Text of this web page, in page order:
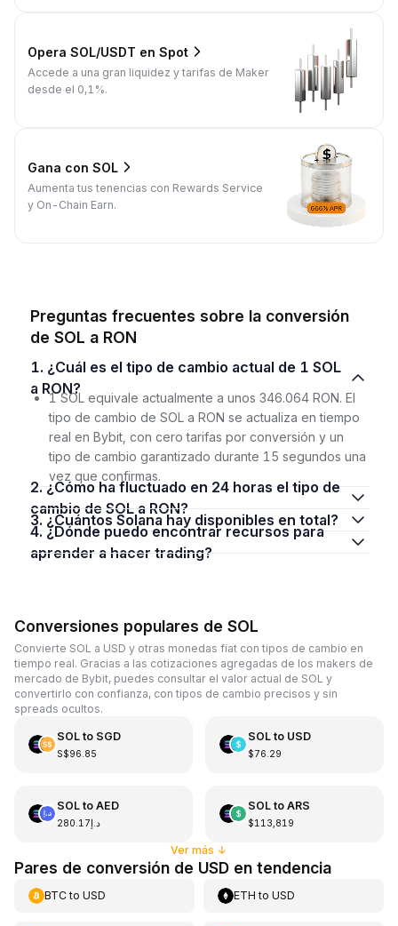
Opera SOL/USDT en Spot
Accede a una gran liquidez y tarifas de Maker
desde el 0,1%.
Gana con SOL
Aumenta tus tenencias con Rewards Service
y On-Chain Earn.
Preguntas frecuentes sobre la conversión
de SOL a RON
1. ¿Cuál es el tipo de cambio actual de 1 SOL
a RON?
1 SOL equivale actualmente a unos 346.064 RON. El
tipo de cambio de SOL a RON se actualiza en tiempo
real en Bybit, con cero tarifas por conversión y un
tipo de cambio garantizado durante 15 segundos una
vez que confirmas.
2. ¿Cómo ha fluctuado en 24 horas el tipo de
cambio de SOL a RON?
3. ¿Cuántos Solana hay disponibles en total?
4. ¿Dónde puedo encontrar recursos para
aprender a hacer trading?
Conversiones populares de SOL
Convierte SOL a USD y otras monedas fiat con tipos de cambio en
tiempo real. Gracias a las cotizaciones agregadas de los makers de
mercado de Bybit, puedes consultar el valor actual de SOL y
convertirlo con confianza, con tipos de cambio precisos y sin
spreads ocultos.
SOLto SGD
S$96.85
SOLto USD
$76.29
SOLto AED
د.إ280.17
SOLto ARS
$113,819
Ver más ↓
Pares de conversión de USD en tendencia
BTCto USD ETH toUSD